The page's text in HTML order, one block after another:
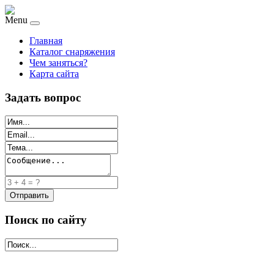
Menu
Главная
Каталог снаряжения
Чем заняться?
Карта сайта
Задать вопрос
Поиск по сайту